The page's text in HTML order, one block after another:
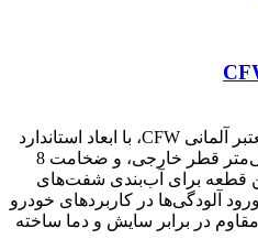
کاسه نمد CFW 45758 از برند معتبر آلمانی CFW، با ابعاد استاندارد
45 میلی‌متر قطر داخلی، 75 میلی‌متر قطر خارجی، و ضخامت 8
قطعه برای آب‌بندی شفت‌های
آلودگی‌ها در کاربردهای خودرو
در برابر سایش و دما ساخته